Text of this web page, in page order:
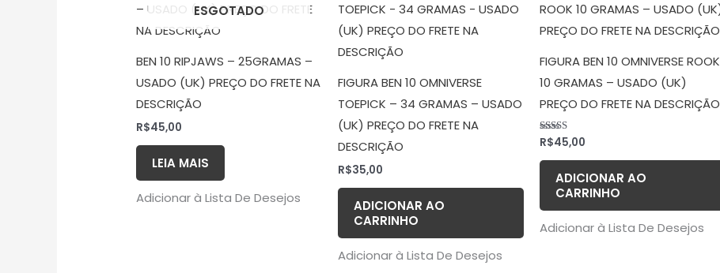
ESGOTADO
BEN 10 RIPJAWS – 25GRAMAS –
USADO (UK) PREÇO DO FRETE NA
DESCRIÇÃO
R$45,00
LEIA MAIS
Adicionar à Lista De Desejos
FIGURA BEN 10 OMNIVERSE
TOEPICK – 34 GRAMAS – USADO
(UK) PREÇO DO FRETE NA
DESCRIÇÃO
R$35,00
ADICIONAR AO
CARRINHO
Adicionar à Lista De Desejos
FIGURA BEN 10 OMNIVERSE ROOK
10 GRAMAS – USADO (UK)
PREÇO DO FRETE NA DESCRIÇÃO
Avaliação
5.00
de 5
R$45,00
ADICIONAR AO
CARRINHO
Adicionar à Lista De Desejos